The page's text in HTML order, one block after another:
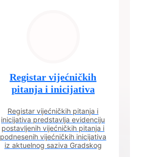
Registar vijećničkih
pitanja i inicijativa
Registar vijećničkih pitanja i
inicijativa predstavlja evidenciju
postavljenih vijećničkih pitanja i
podnesenih vijećničkih inicijativa
iz aktuelnog saziva Gradskog